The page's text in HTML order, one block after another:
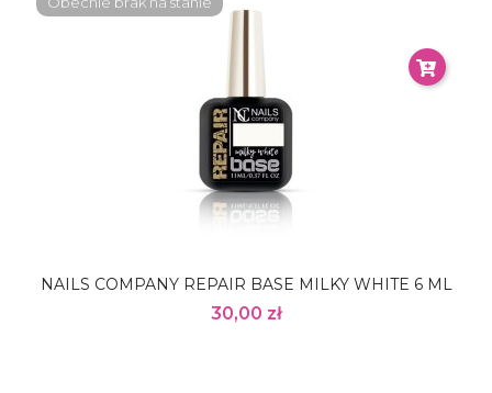
NAILS COMPANY REPAIR BASE MILKY WHITE 6 ML
30,00 zł